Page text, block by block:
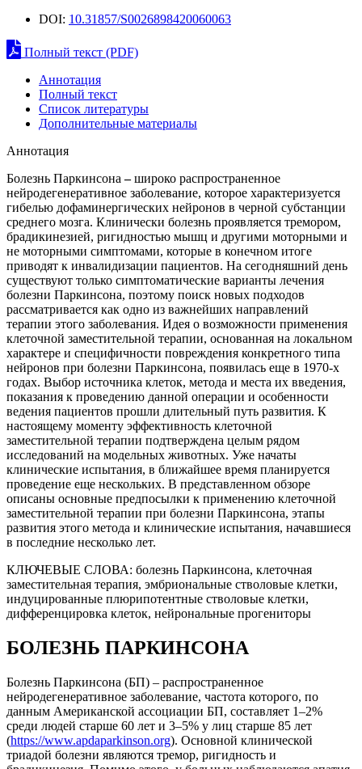
DOI: 10.31857/S0026898420060063
Полный текст (PDF)
Аннотация
Полный текст
Список литературы
Дополнительные материалы
Аннотация
Болезнь Паркинсона–широко распространенное
нейродегенеративное заболевание, которое характеризуется
гибелью дофаминергических нейронов в черной субстанции
среднего мозга. Клинически болезнь проявляется тремором,
брадикинезией, ригидностью мышц и другими моторными и
не моторными симптомами, которые в конечном итоге
приводят к инвалидизации пациентов. На сегодняшний день
существуют только симптоматические варианты лечения
болезни Паркинсона, поэтому поиск новых подходов
рассматривается как одно из важнейших направлений
терапии этого заболевания. Идея о возможности применения
клеточной заместительной терапии, основанная на локальном
характере и специфичности повреждения конкретного типа
нейронов при болезни Паркинсона, появилась еще в 1970-х
годах. Выбор источника клеток, метода и места их введения,
показания к проведению данной операции и особенности
ведения пациентов прошли длительный путь развития. К
настоящему моменту эффективность клеточной
заместительной терапии подтверждена целым рядом
исследований на модельных животных. Уже начаты
клинические испытания, в ближайшее время планируется
проведение еще нескольких. В представленном обзоре
описаны основные предпосылки к применению клеточной
заместительной терапии при болезни Паркинсона, этапы
развития этого метода и клинические испытания, начавшиеся
в последние несколько лет.
КЛЮЧЕВЫЕ СЛОВА: болезнь Паркинсона, клеточная
заместительная терапия, эмбриональные стволовые клетки,
индуцированные плюрипотентные стволовые клетки,
дифференцировка клеток, нейрональные прогениторы
БОЛЕЗНЬ ПАРКИНСОНА
Болезнь Паркинсона (БП) – распространенное
нейродегенеративное заболевание, частота которого, по
данным Американской ассоциации БП, составляет 1–2%
среди людей старше 60 лет и 3–5% у лиц старше 85 лет
(https://www.apdaparkinson.org). Основной клинической
триадой болезни являются тремор, ригидность и